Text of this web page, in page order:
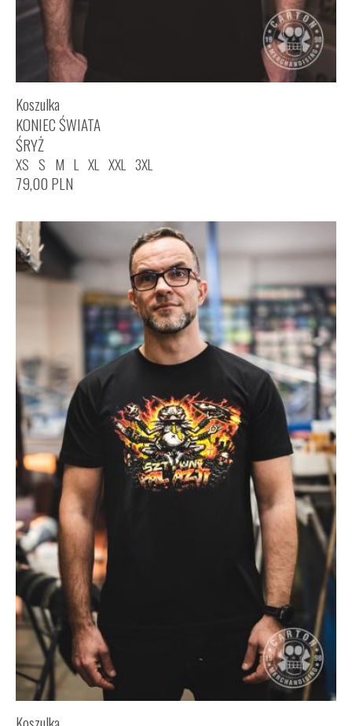
Koszulka
KONIEC ŚWIATA
ŚRYŻ
XS S M L XL XXL 3XL
79,00 PLN